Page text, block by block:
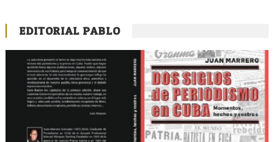
EDITORIAL PABLO